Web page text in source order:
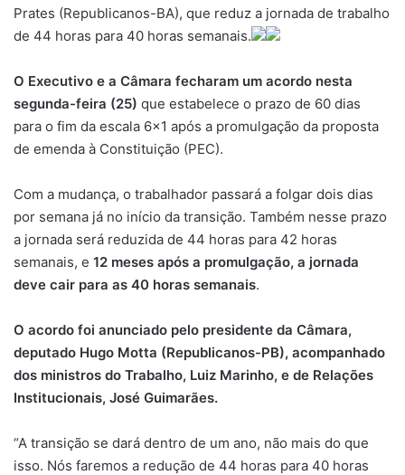
Prates (Republicanos-BA), que reduz a jornada de trabalho
de 44 horas para 40 horas semanais.
O Executivo e a Câmara fecharam um acordo nesta
segunda-feira (25) que estabelece o prazo de 60 dias
para o fim da escala 6×1 após a promulgação da proposta
de emenda à Constituição (PEC).
Com a mudança, o trabalhador passará a folgar dois dias
por semana já no início da transição. Também nesse prazo
a jornada será reduzida de 44 horas para 42 horas
semanais, e 12 meses após a promulgação, a jornada
deve cair para as 40 horas semanais.
O acordo foi anunciado pelo presidente da Câmara,
deputado Hugo Motta (Republicanos-PB), acompanhado
dos ministros do Trabalho, Luiz Marinho, e de Relações
Institucionais, José Guimarães.
“A transição se dará dentro de um ano, não mais do que
isso. Nós faremos a redução de 44 horas para 40 horas